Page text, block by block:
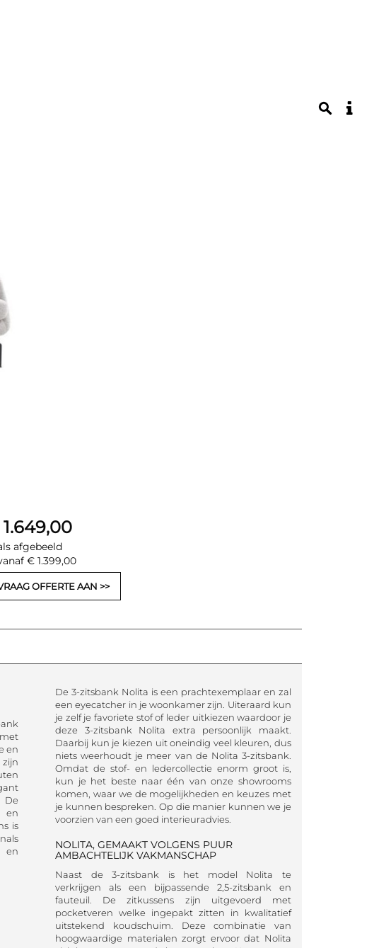
afgebeeld
€ 1.399,00
OFFERTE AAN
en
De
en
is
en
De 3-zitsbank Nolita is een prachtexemplaar en zal
een eyecatcher in je woonkamer zijn. Uiteraard kun
je zelf je favoriete stof of leder uitkiezen waardoor je
deze 3-zitsbank Nolita extra persoonlijk maakt.
Daarbij kun je kiezen uit oneindig veel kleuren, dus
niets weerhoudt je meer van de Nolita 3-zitsbank.
Omdat de stof- en ledercollectie enorm groot is,
kun je het beste naar één van onze showrooms
komen, waar we de mogelijkheden en keuzes met
je kunnen bespreken. Op die manier kunnen we je
voorzien van een goed interieuradvies.
NOLITA, GEMAAKT VOLGENS PUUR
AMBACHTELIJK VAKMANSCHAP
Naast de 3-zitsbank is het model Nolita te
verkrijgen als een bijpassende 2,5-zitsbank en
fauteuil. De zitkussens zijn uitgevoerd met
pocketveren welke ingepakt zitten in kwalitatief
uitstekend koudschuim. Deze combinatie van
hoogwaardige materialen zorgt ervoor dat Nolita